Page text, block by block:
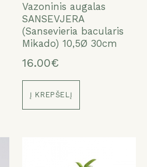
Vazoninis augalas
SANSEVJERA
(Sansevieria bacularis
Mikado) 10,5Ø 30cm
16.00€
Į KREPŠELĮ